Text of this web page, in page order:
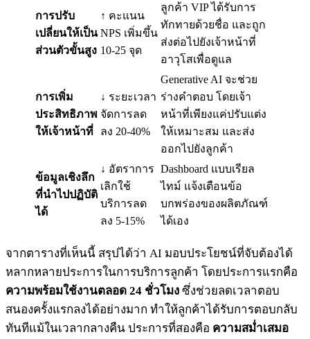
การปรับ
เปลี่ยนให้เป็น
ส่วนตัวขั้นสูง
↑ คะแนน
NPS เพิ่มขึ้น
10-25 จุด
ลูกค้า VIP ได้รับการ
ทักทายด้วยชื่อ และถูก
ส่งต่อไปยังเจ้าหน้าที่
อาวุโสเพื่อดูแล
การเพิ่ม
ประสิทธิภาพ
ให้เจ้าหน้าที่
↓ ระยะเวลา
จัดการลด
ลง 20-40%
Generative AI จะช่วย
ร่างคำตอบ โดยเจ้า
หน้าที่เพียงแค่ปรับแต่ง
ให้เหมาะสม และส่ง
ออกไปยังลูกค้า
ข้อมูลเชิงลึก
ที่นำไปปฏิบัติ
ได้
↓ อัตราการ
เลิกใช้
บริการลด
ลง 5-15%
Dashboard แบบเรียล
ไทม์ แจ้งเตือนข้อ
บกพร่องของผลิตภัณฑ์
ได้เอง
จากตารางที่เห็นนี้ สรุปได้ว่า AI มอบประโยชน์ที่จับต้องได้
หลากหลายประการในการบริการลูกค้า โดยประการแรกคือ
ความพร้อมใช้งานตลอด 24 ชั่วโมง ซึ่งช่วยลดเวลาตอบ
สนองครั้งแรกลงได้อย่างมาก ทำให้ลูกค้าได้รับการตอบกลับ
ทันทีแม้ในเวลากลางคืน ประการที่สองคือ ความสม่ำเสมอ